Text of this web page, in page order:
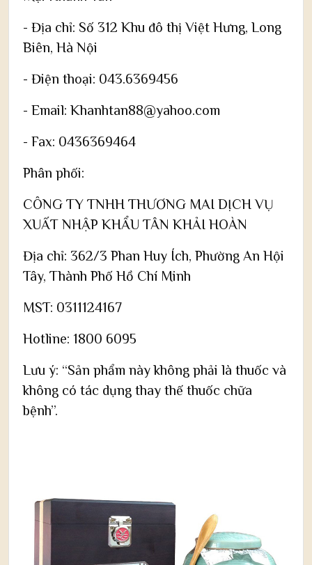
- Địa chỉ: Số 312 Khu đô thị Việt Hưng, Long
Biên, Hà Nội
- Điện thoại: 043.6369456
- Email: Khanhtan88@yahoo.com
- Fax: 0436369464
Phân phối:
CÔNG TY TNHH THƯƠNG MAI DỊCH VỤ
XUẤT NHẬP KHẨU TÂN KHẢI HOÀN
Địa chỉ: 362/3 Phan Huy Ích, Phường An Hội
Tây, Thành Phố Hồ Chí Minh
MST: 0311124167
Hotline: 1800 6095
Lưu ý: “Sản phẩm này không phải là thuốc và
không có tác dụng thay thế thuốc chữa
bệnh”.